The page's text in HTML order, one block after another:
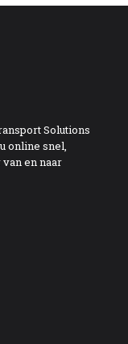
Solutions
online snel,
en naar